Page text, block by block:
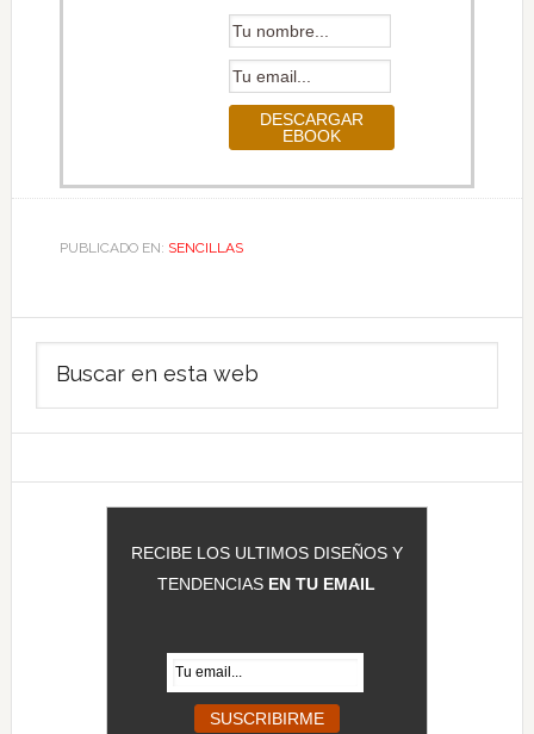
PUBLICADO EN: SENCILLAS
Barra
lateral
principal
RECIBE LOS ULTIMOS DISEÑOS Y
TENDENCIAS EN TU EMAIL